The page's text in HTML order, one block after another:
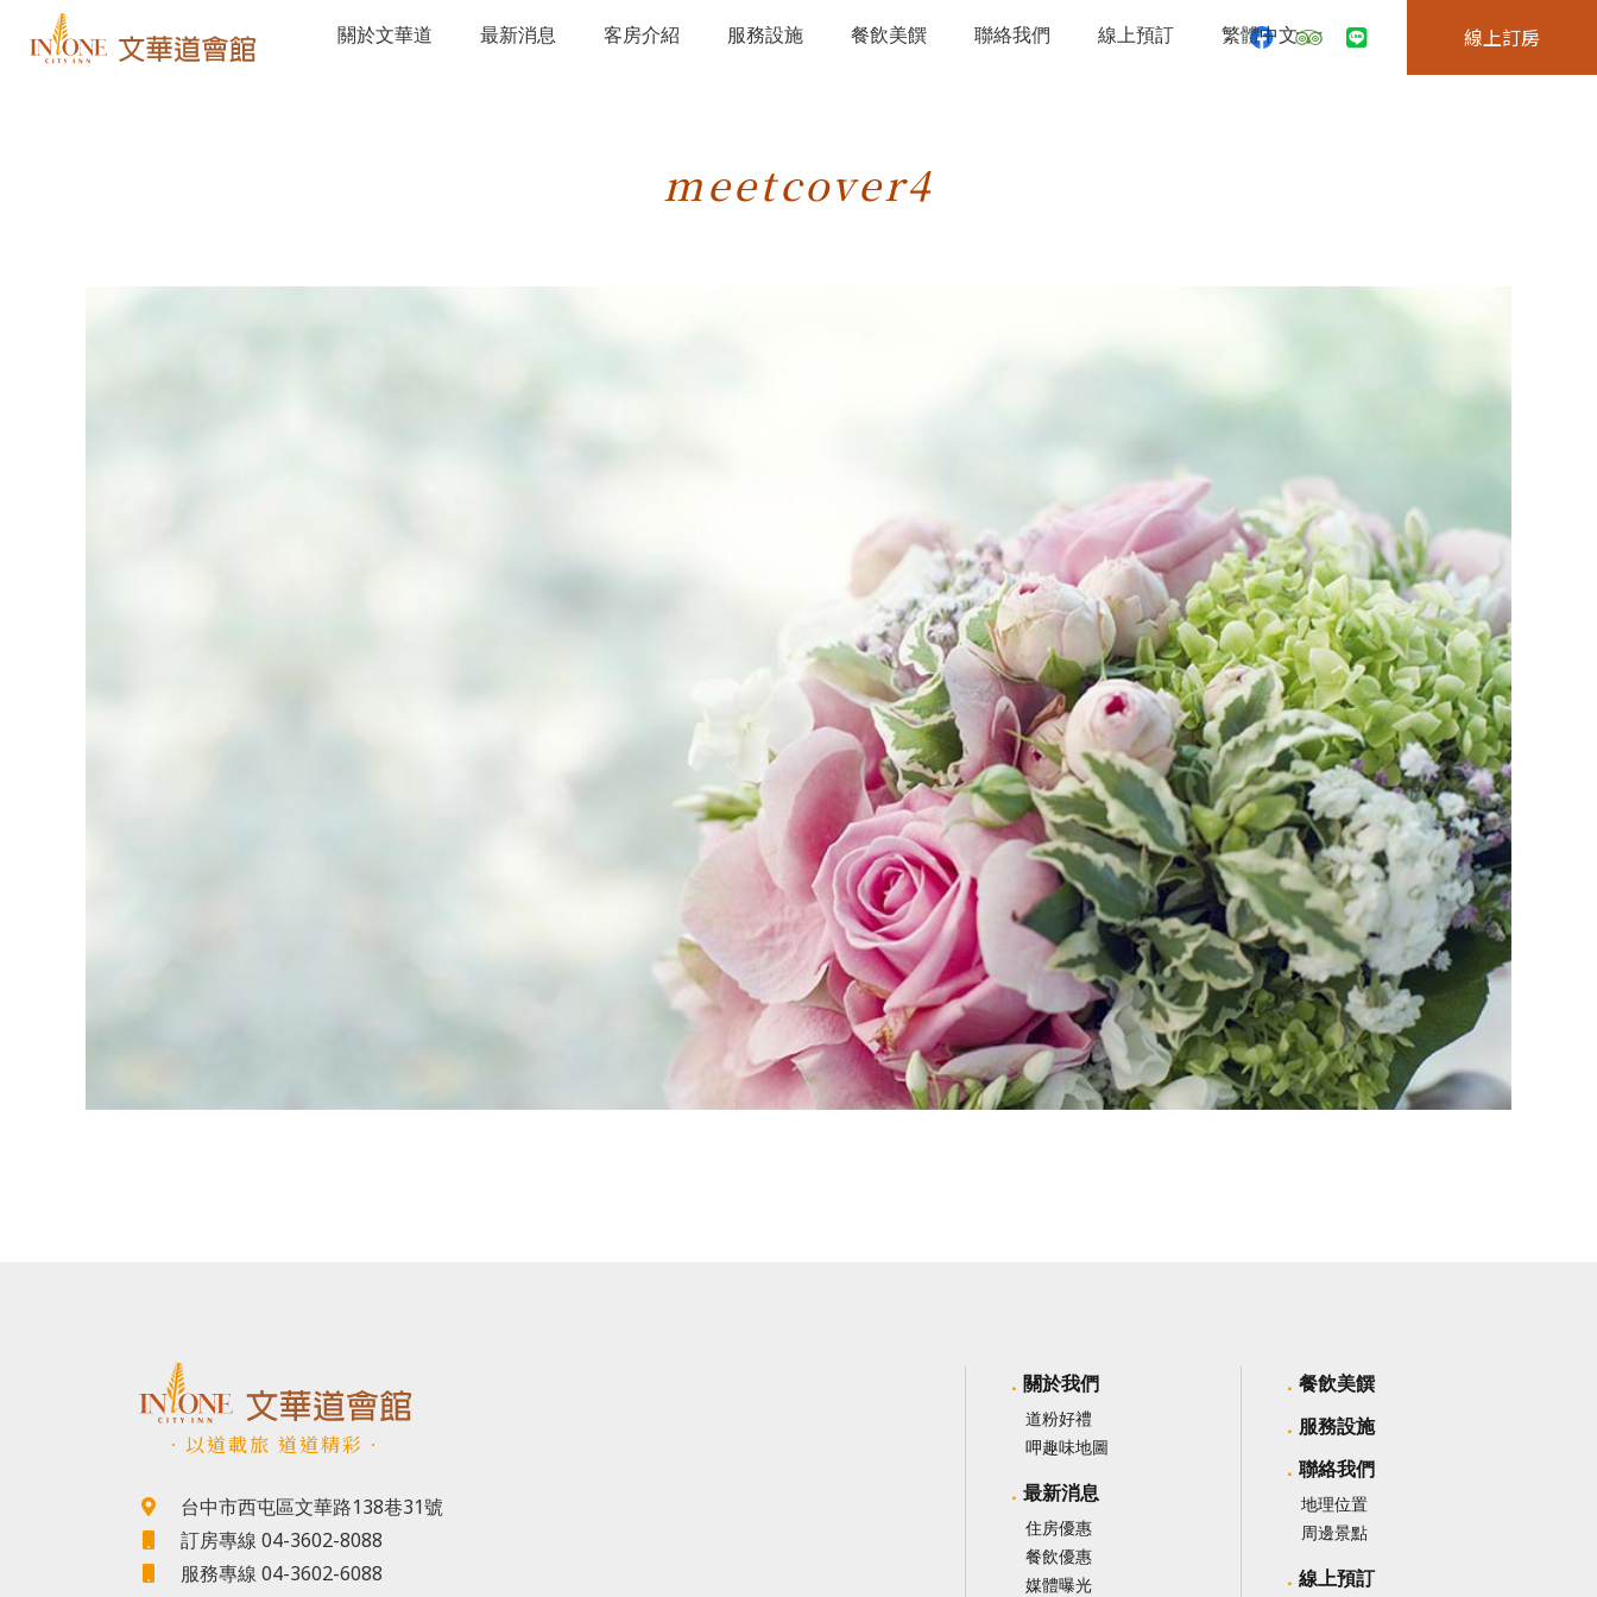
關於文華道 最新消息 客房介紹 服務設施 餐飲美饌 聯絡我們 線上預訂 繁體中文 線上訂房
meetcover4
．以道載旅 道道精彩．
台中市西屯區文華路138巷31號
訂房專線 04-3602-8088
服務專線 04-3602-6088
關於我們
道粉好禮
呷趣味地圖
最新消息
住房優惠
餐飲優惠
媒體曝光
餐飲美饌
服務設施
聯絡我們
地理位置
周邊景點
線上預訂